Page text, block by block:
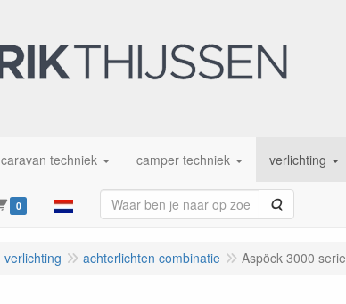
caravan techniek camper techniek verlichting
0 Zoeken
verlichting achterlichten combinatie Aspöck 3000 serie